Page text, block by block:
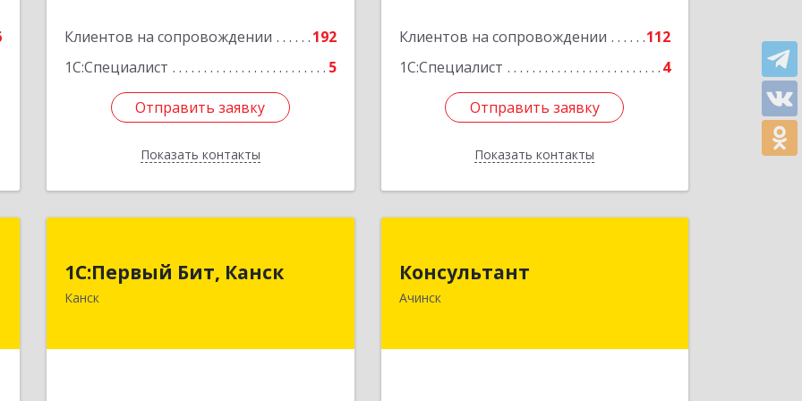
Клиентов на сопровождении
192
1С:Специалист
5
Отправить заявку
Показать контакты
Отправить заявку
Назад
Клиентов на сопровождении
112
1С:Специалист
4
Отправить заявку
Показать контакты
Отправить заявку
Назад
1С:Первый Бит, Канск
Канск
663600, Красноярский край, Канск г,
30 лет ВЛКСМ ул, дом № 20, пом.25
Подробнее
Консультант
Ачинск
662159, Красноярский край, Ачинск г,
Юго-Восточный район, дом № 21А
Подробнее